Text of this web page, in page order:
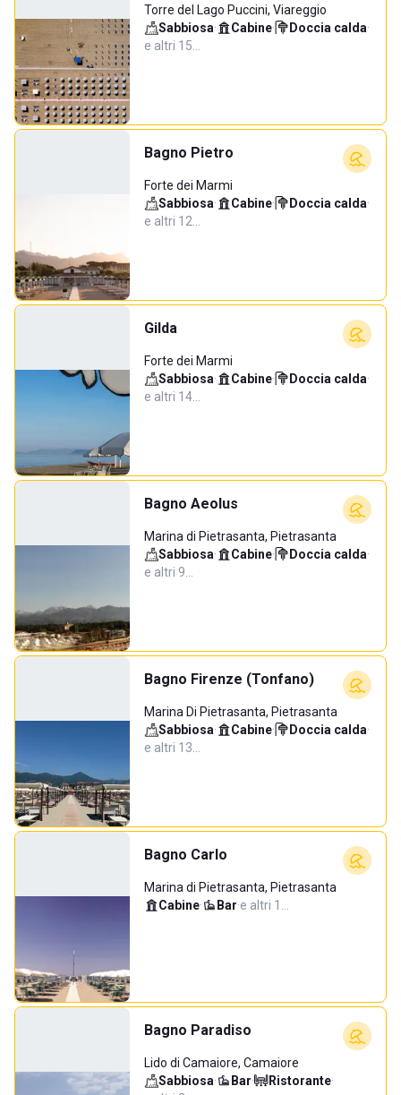
Torre del Lago Puccini, Viareggio
Sabbiosa· Cabine· Doccia calda·
e altri 15…
Bagno Pietro
Forte dei Marmi
Sabbiosa· Cabine· Doccia calda·
e altri 12…
Gilda
Forte dei Marmi
Sabbiosa· Cabine· Doccia calda·
e altri 14…
Bagno Aeolus
Marina di Pietrasanta, Pietrasanta
Sabbiosa· Cabine· Doccia calda·
e altri 9…
Bagno Firenze (Tonfano)
Marina Di Pietrasanta, Pietrasanta
Sabbiosa· Cabine· Doccia calda·
e altri 13…
Bagno Carlo
Marina di Pietrasanta, Pietrasanta
Cabine· Bar·e altri 1…
Bagno Paradiso
Lido di Camaiore, Camaiore
Sabbiosa· Bar· Ristorante·